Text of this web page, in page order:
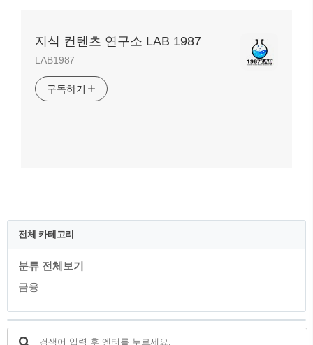
지식 컨텐츠 연구소 LAB 1987
LAB1987
구독하기
전체 카테고리
분류 전체보기
금융